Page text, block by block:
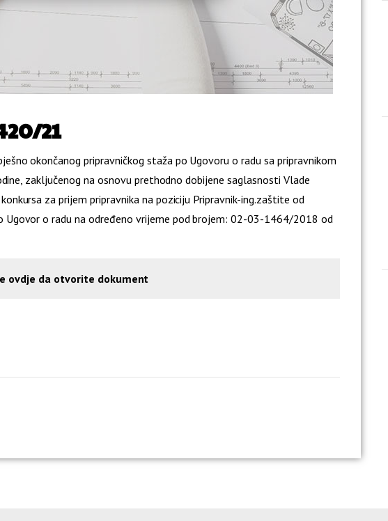
21
okončanog pripravničkog staža po Ugovoru o radu sa pripravnikom
zaključenog na osnovu prethodno dobijene saglasnosti Vlade
za prijem pripravnika na poziciju Pripravnik-ing.zaštite od
Ugovor o radu na određeno vrijeme pod brojem: 02-03-1464/2018 od
ovdje da otvorite dokument